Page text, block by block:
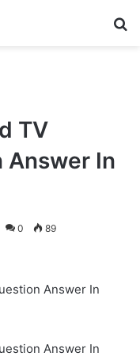
TV
Answer In
0 89
Answer In
Answer In